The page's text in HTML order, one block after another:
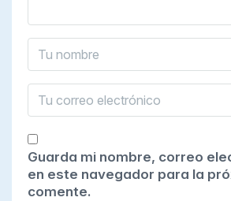
Guarda mi nombre, correo
en este navegador para la
comente.